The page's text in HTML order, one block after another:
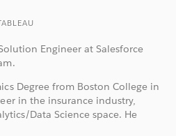
Engineer at Salesforce
Degree from Boston College in
in the insurance industry,
Data Science space. He